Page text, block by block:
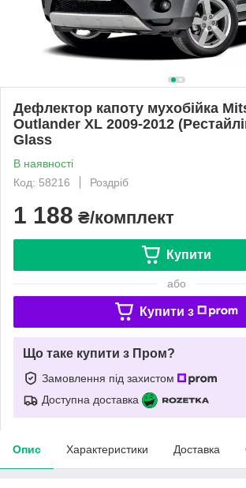
Дефлектор капоту мухобійка
Outlander XL 2009-2012
Glass
В наявності
Код: 58216
Роздріб
1 188 ₴/комплект
Купити
або
Купити з
Що таке купити з Пром?
Замовлення під захистом
Доступна доставка
Опис Характеристики Доставка